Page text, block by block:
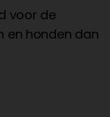
voor de
en honden dan